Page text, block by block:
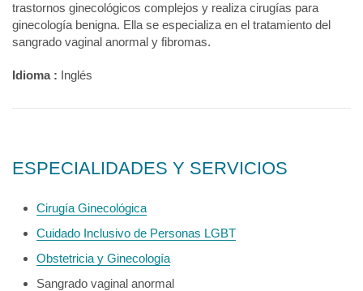
trastornos ginecológicos complejos y realiza cirugías para
ginecología benigna. Ella se especializa en el tratamiento del
sangrado vaginal anormal y fibromas.
Idioma : Inglés
ESPECIALIDADES Y SERVICIOS
Cirugía Ginecológica
Cuidado Inclusivo de Personas LGBT
Obstetricia y Ginecología
Sangrado vaginal anormal